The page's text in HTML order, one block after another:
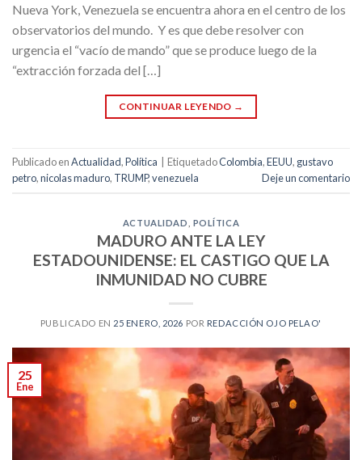
Nueva York, Venezuela se encuentra ahora en el centro de los
observatorios del mundo. Y es que debe resolver con
urgencia el “vacío de mando” que se produce luego de la
“extracción forzada del […]
CONTINUAR LEYENDO →
Publicado enActualidad,Política EtiquetadoColombia,EEUU, gustavo
petro,nicolas maduro, TRUMP,venezuela Deje un comentario
ACTUALIDAD POLÍTICA
MADURO ANTE LA LEY
ESTADOUNIDENSE: EL CASTIGO QUE LA
INMUNIDAD NO CUBRE
PUBLICADO EN 25 ENERO, 2026 POR REDACCIÓN OJO PELAO'
25
Ene